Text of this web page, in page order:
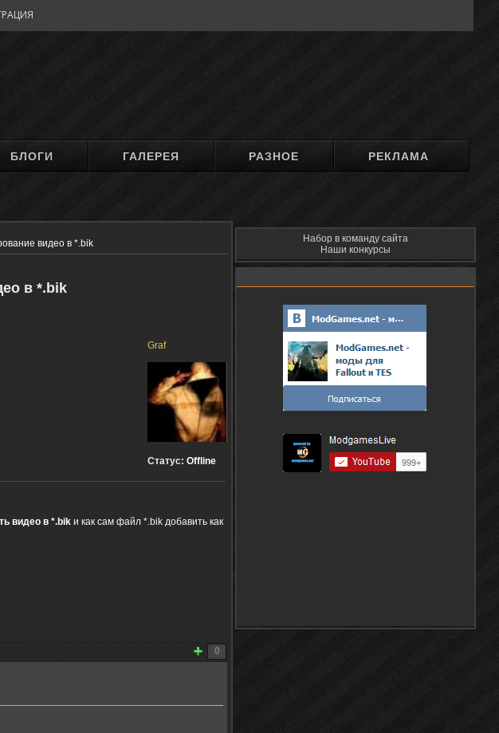
БЛОГИ ГАЛЕРЕЯ РАЗНОЕ РЕКЛАМА
видео в *.bik
в *.bik
Graf
Статус: Offline
видео в *.bik и как сам файл *.bik добавить как
0
Набор в команду сайта
Наши конкурсы